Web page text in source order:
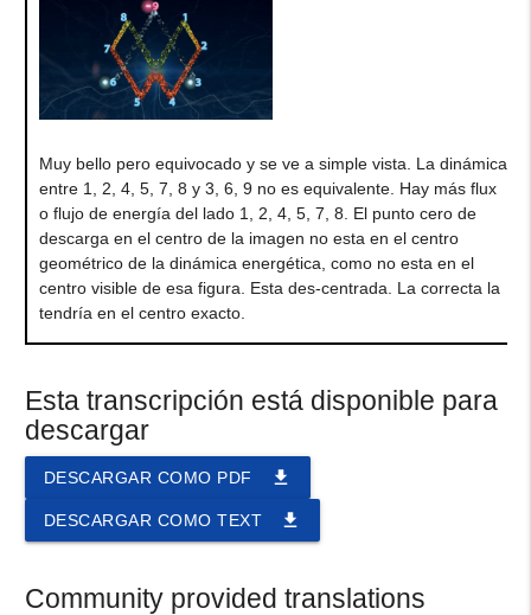
Muy bello pero equivocado y se ve a simple vista. La dinámica
entre 1, 2, 4, 5, 7, 8 y 3, 6, 9 no es equivalente. Hay más flux
o flujo de energía del lado 1, 2, 4, 5, 7, 8. El punto cero de
descarga en el centro de la imagen no esta en el centro
geométrico de la dinámica energética, como no esta en el
centro visible de esa figura. Esta des-centrada. La correcta la
tendría en el centro exacto.
Esta transcripción está disponible para
descargar
file_download
DESCARGAR COMO PDF
file_download
DESCARGAR COMO TEXT
Community provided translations